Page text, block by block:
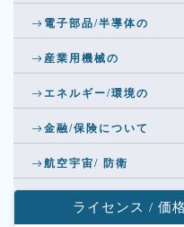
電子部品/半導体の
産業用機械の
エネルギー/環境の
金融/保険について
航空宇宙/ 防衛
ライセンス / 価